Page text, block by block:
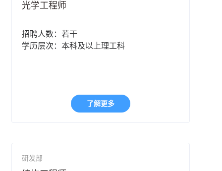
光学工程师
招聘人数：若干
学历层次：本科及以上理工科
了解更多
研发部